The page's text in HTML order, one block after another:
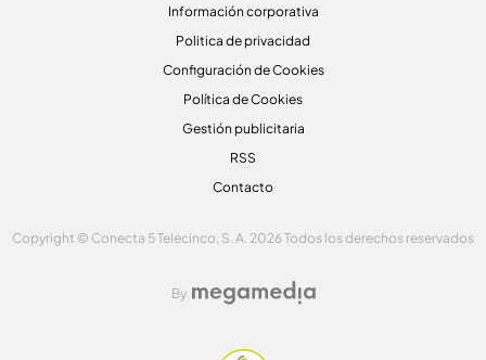
Información corporativa
Politica de privacidad
Configuración de Cookies
Política de Cookies
Gestión publicitaria
RSS
Contacto
Copyright © Conecta 5 Telecinco, S. A. 2026 Todos los derechos reservados
By